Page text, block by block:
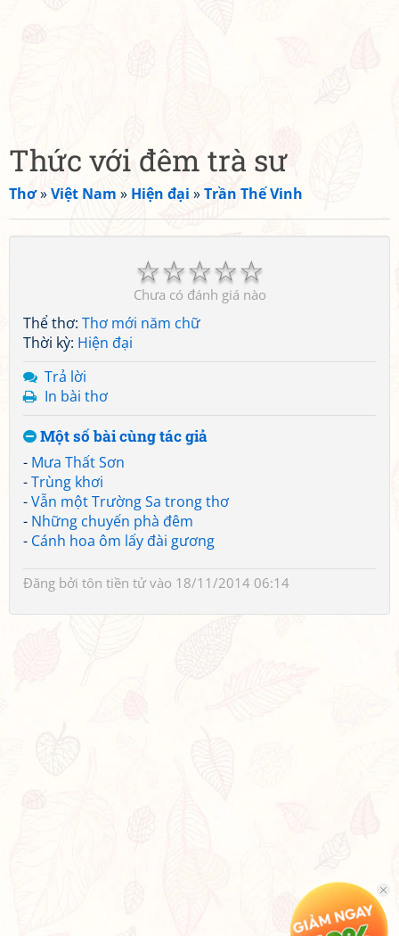
Thức với đêm trà sư
Thơ»Việt Nam » Hiện đại »Trần Thế Vinh
☆
☆
☆
☆
☆
Chưa có đánh giá nào
Thể thơ: Thơ mới năm chữ
Thời kỳ: Hiện đại
Trả lời
In bài thơ
Một số bài cùng tác giả
- Mưa Thất Sơn
-Trùng khơi
-Vẫn một Trường Sa trong thơ
- Những chuyến phà đêm
- Cánh hoa ôm lấy đài gương
Đăng bởi tôn tiền tửvào 18/11/2014 06:14